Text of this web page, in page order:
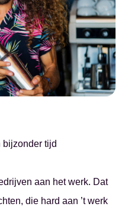
Over ons
Studenten
Nieuws
Werkgevers
Contact
bijzonder tijd
aan het werk. Dat
die hard aan ’t werk